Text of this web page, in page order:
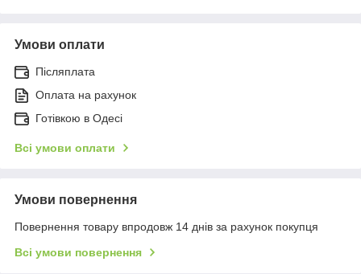
Умови оплати
Післяплата
Оплата на рахунок
Готівкою в Одесі
Всі умови оплати
Умови повернення
Повернення товару впродовж 14 днів за рахунок покупця
Всі умови повернення